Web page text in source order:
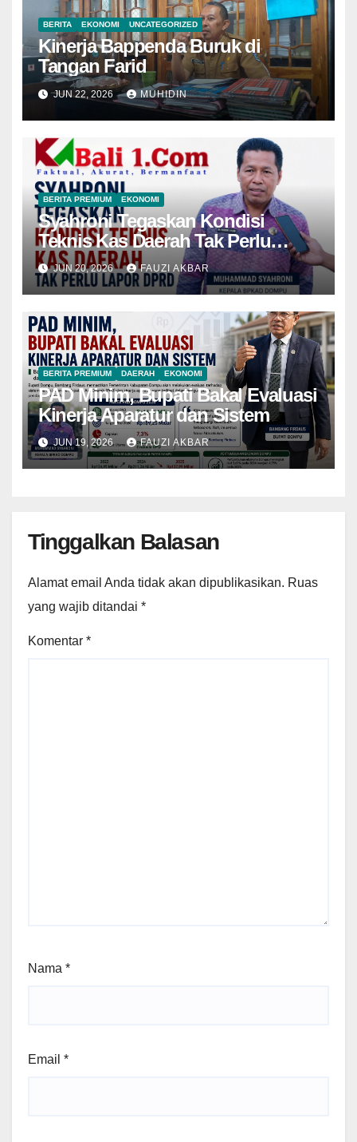
BERITA EKONOMI UNCATEGORIZED
Kinerja Bappenda Buruk di
Tangan Farid
JUN 22, 2026 MUHIDIN
BERITA PREMIUM EKONOMI
Syahroni Tegaskan Kondisi
Teknis Kas Daerah Tak Perlu
Lapor DPRD
JUN 20, 2026 FAUZI AKBAR
BERITA PREMIUM DAERAH EKONOMI
PAD Minim, Bupati Bakal Evaluasi
Kinerja Aparatur dan Sistem
JUN 19, 2026 FAUZI AKBAR
Tinggalkan Balasan
Alamat email Anda tidak akan dipublikasikan. Ruas
yang wajib ditandai *
Komentar *
Nama *
Email *